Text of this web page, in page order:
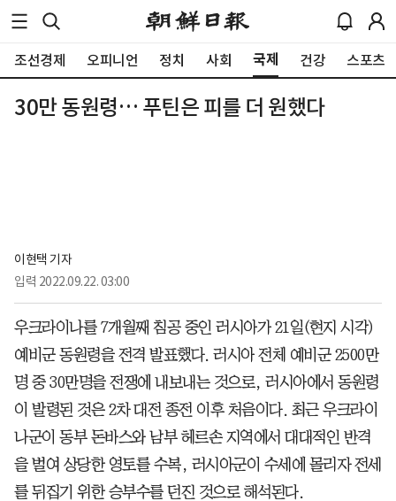
조선경제 오피니언 정치 사회 국제 건강 스포츠
30만 동원령… 푸틴은 피를 더 원했다
이현택 기자
입력 2022.09.22. 03:00
우크라이나를 7개월째 침공 중인 러시아가 21일(현지 시각)
예비군 동원령을 전격 발표했다. 러시아 전체 예비군 2500만
명 중 30만명을 전쟁에 내보내는 것으로, 러시아에서 동원령
이 발령된 것은 2차 대전 종전 이후 처음이다. 최근 우크라이
나군이 동부 돈바스와 남부 헤르손 지역에서 대대적인 반격
을 벌여 상당한 영토를 수복, 러시아군이 수세에 몰리자 전세
를 뒤집기 위한 승부수를 던진 것으로 해석된다.